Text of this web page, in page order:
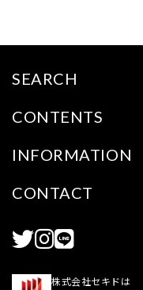
SEARCH
CONTENTS
INFORMATION
CONTACT
株式会社セキドは